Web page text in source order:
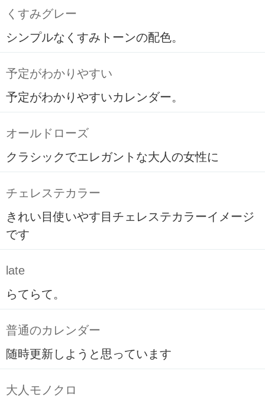
くすみグレー
シンプルなくすみトーンの配色。
予定がわかりやすい
予定がわかりやすいカレンダー。
オールドローズ
クラシックでエレガントな大人の女性に
チェレステカラー
きれい目使いやす目チェレステカラーイメージ
です
late
らてらて。
普通のカレンダー
随時更新しようと思っています
大人モノクロ